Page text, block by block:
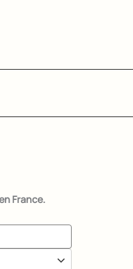
France.